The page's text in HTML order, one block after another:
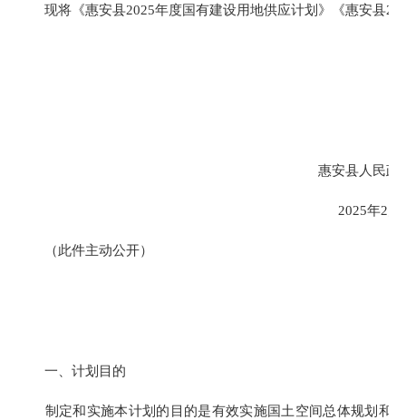
现将《惠安县2025年度国有建设用地供应计划》《惠安县
惠安县人民政
2025年2月27
（此件主动公开）
一、计划目的
制定和实施本计划的目的是有效实施国土空间总体规划和土